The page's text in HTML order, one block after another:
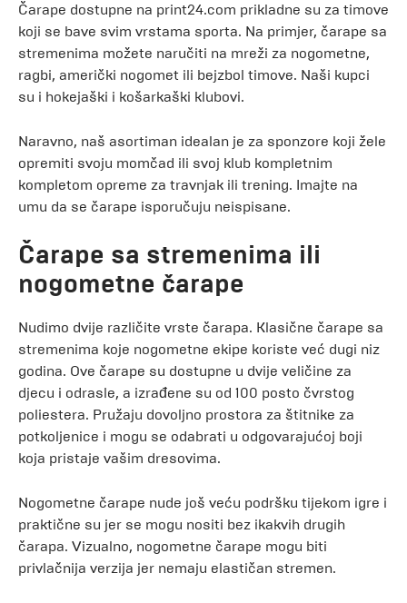
Čarape dostupne na print24.com prikladne su za timove
koji se bave svim vrstama sporta. Na primjer, čarape sa
stremenima možete naručiti na mreži za nogometne,
ragbi, američki nogomet ili bejzbol timove. Naši kupci
su i hokejaški i košarkaški klubovi.
Naravno, naš asortiman idealan je za sponzore koji žele
opremiti svoju momčad ili svoj klub kompletnim
kompletom opreme za travnjak ili trening. Imajte na
umu da se čarape isporučuju neispisane.
Čarape sa stremenima ili
nogometne čarape
Nudimo dvije različite vrste čarapa. Klasične čarape sa
stremenima koje nogometne ekipe koriste već dugi niz
godina. Ove čarape su dostupne u dvije veličine za
djecu i odrasle, a izrađene su od 100 posto čvrstog
poliestera. Pružaju dovoljno prostora za štitnike za
potkoljenice i mogu se odabrati u odgovarajućoj boji
koja pristaje vašim dresovima.
Nogometne čarape nude još veću podršku tijekom igre i
praktične su jer se mogu nositi bez ikakvih drugih
čarapa. Vizualno, nogometne čarape mogu biti
privlačnija verzija jer nemaju elastičan stremen.